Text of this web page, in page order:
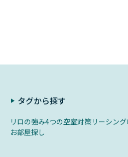
タグから探す
リロの強み4つの空室対策リーシング
お部屋探し